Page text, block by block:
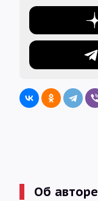
Об авторе